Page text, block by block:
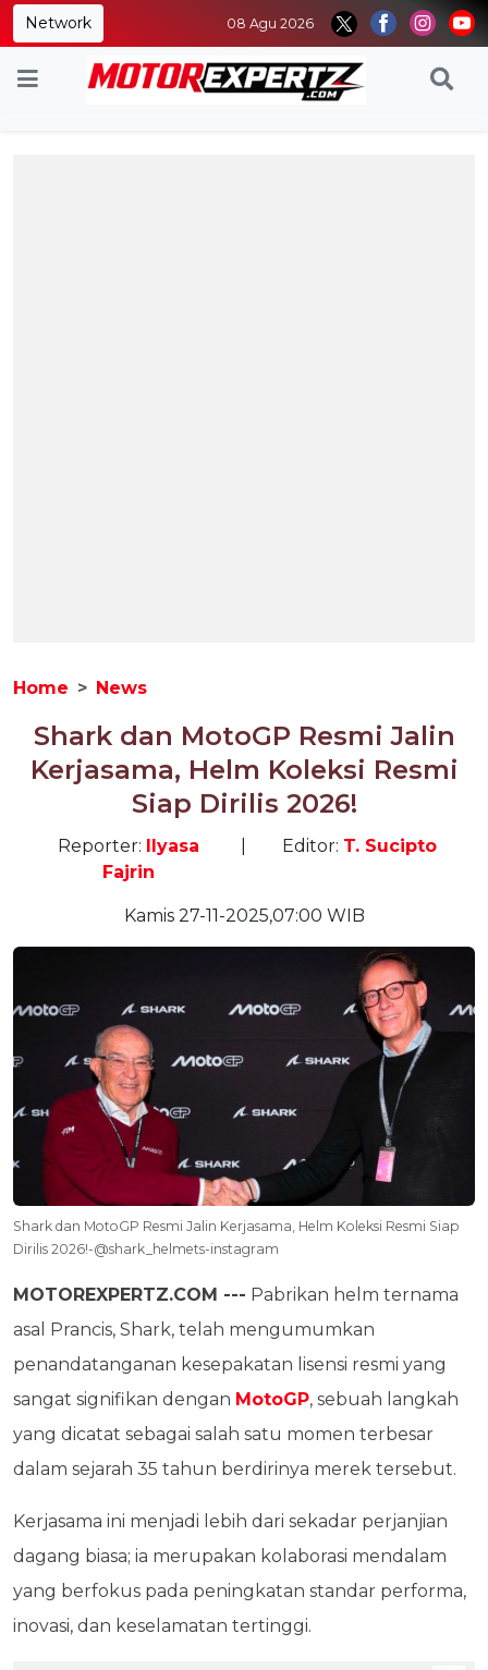
Network 08 Agu 2026
Home News
Shark dan MotoGP Resmi Jalin
Kerjasama, Helm Koleksi Resmi
Siap Dirilis 2026!
Reporter: Ilyasa
Fajrin
Editor: T. Sucipto
Kamis 27-11-2025,07:00 WIB
Shark dan MotoGP Resmi Jalin Kerjasama, Helm Koleksi Resmi Siap
Dirilis 2026!-@shark_helmets-instagram
MOTOREXPERTZ.COM --- Pabrikan helm ternama
asal Prancis, Shark, telah mengumumkan
penandatanganan kesepakatan lisensi resmi yang
sangat signifikan dengan MotoGP, sebuah langkah
yang dicatat sebagai salah satu momen terbesar
dalam sejarah 35 tahun berdirinya merek tersebut.
Kerjasama ini menjadi lebih dari sekadar perjanjian
dagang biasa; ia merupakan kolaborasi mendalam
yang berfokus pada peningkatan standar performa,
inovasi, dan keselamatan tertinggi.